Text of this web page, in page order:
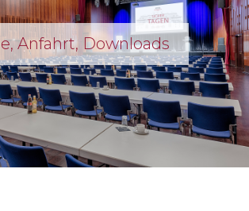
Anfahrt, Downloads